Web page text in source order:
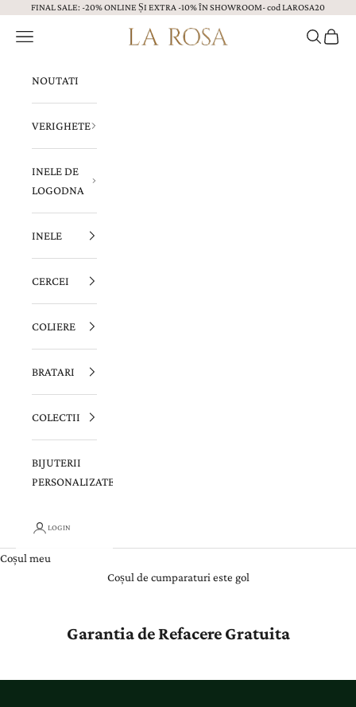
Sari la continut
FINAL SALE: -20% ONLINE ȘI EXTRA -10% ÎN SHOWROOM- cod LAROSA20
Bijuterii LA ROSA
Menu CautăCoș
NOUTATI
VERIGHETE
INELE DE
LOGODNA
INELE
CERCEI
COLIERE
BRATARI
COLECTII
BIJUTERII
PERSONALIZATE
LOGIN
Coșul meu
Coșul de cumparaturi este gol
Garantia de Refacere Gratuita